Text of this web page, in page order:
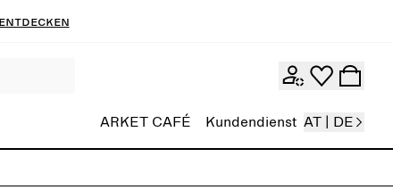
ARKET CAFÉ Kundendienst AT | DE